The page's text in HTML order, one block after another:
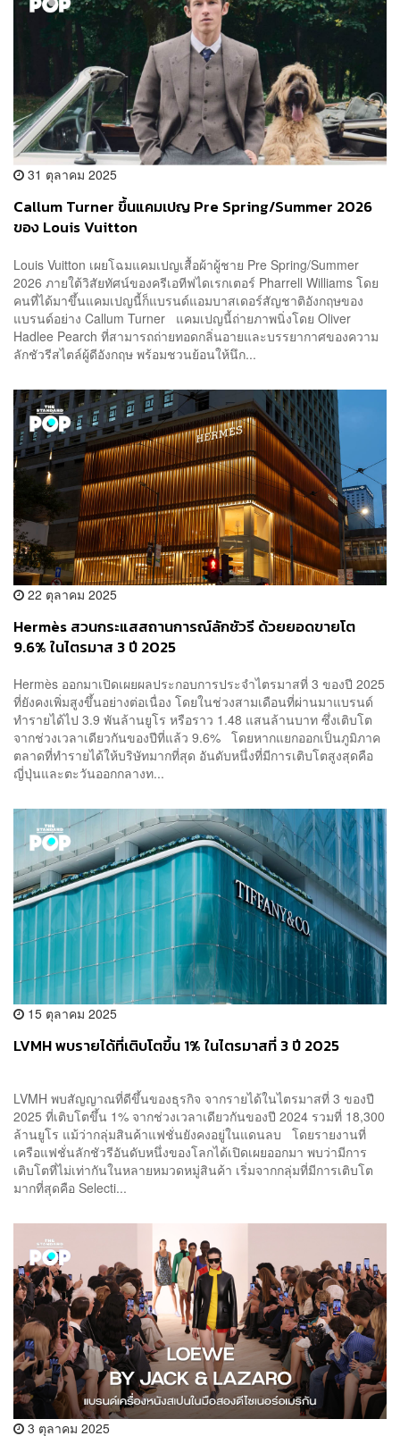
31 ตุลาคม 2025
Callum Turner ขึ้นแคมเปญ Pre Spring/Summer 2026
ของ Louis Vuitton
Louis Vuitton เผยโฉมแคมเปญเสื้อผ้าผู้ชาย Pre Spring/Summer
2026 ภายใต้วิสัยทัศน์ของครีเอทีฟไดเรกเตอร์ Pharrell Williams โดย
คนที่ได้มาขึ้นแคมเปญนี้ก็แบรนด์แอมบาสเดอร์สัญชาติอังกฤษของ
แบรนด์อย่าง Callum Turner แคมเปญนี้ถ่ายภาพนิ่งโดย Oliver
Hadlee Pearch ที่สามารถถ่ายทอดกลิ่นอายและบรรยากาศของความ
ลักชัวรีสไตล์ผู้ดีอังกฤษ พร้อมชวนย้อนให้นึก...
22 ตุลาคม 2025
Hermès สวนกระแสสถานการณ์ลักชัวรี ด้วยยอดขายโต
9.6% ในไตรมาส 3 ปี 2025
Hermès ออกมาเปิดเผยผลประกอบการประจำไตรมาสที่ 3 ของปี 2025
ที่ยังคงเพิ่มสูงขึ้นอย่างต่อเนื่อง โดยในช่วงสามเดือนที่ผ่านมาแบรนด์
ทำรายได้ไป 3.9 พันล้านยูโร หรือราว 1.48 แสนล้านบาท ซึ่งเติบโต
จากช่วงเวลาเดียวกันของปีที่แล้ว 9.6% โดยหากแยกออกเป็นภูมิภาค
ตลาดที่ทำรายได้ให้บริษัทมากที่สุด อันดับหนึ่งที่มีการเติบโตสูงสุดคือ
ญี่ปุ่นและตะวันออกกลางท...
15 ตุลาคม 2025
LVMH พบรายได้ที่เติบโตขึ้น 1% ในไตรมาสที่ 3 ปี 2025
LVMH พบสัญญาณที่ดีขึ้นของธุรกิจ จากรายได้ในไตรมาสที่ 3 ของปี
2025 ที่เติบโตขึ้น 1% จากช่วงเวลาเดียวกันของปี 2024 รวมที่ 18,300
ล้านยูโร แม้ว่ากลุ่มสินค้าแฟชั่นยังคงอยู่ในแดนลบ โดยรายงานที่
เครือแฟชั่นลักชัวรีอันดับหนึ่งของโลกได้เปิดเผยออกมา พบว่ามีการ
เติบโตที่ไม่เท่ากันในหลายหมวดหมู่สินค้า เริ่มจากกลุ่มที่มีการเติบโต
มากที่สุดคือ Selecti...
3 ตุลาคม 2025